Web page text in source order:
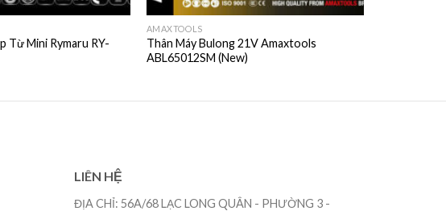
Từ Mini Rymaru RY-
AMAXTOOLS
Thân Máy Bulong 21V Amaxtools
ABL65012SM (New)
LIÊN HỆ
ĐỊA CHỈ: 56A/68 LẠC LONG QUÂN - PHƯỜNG 3 -